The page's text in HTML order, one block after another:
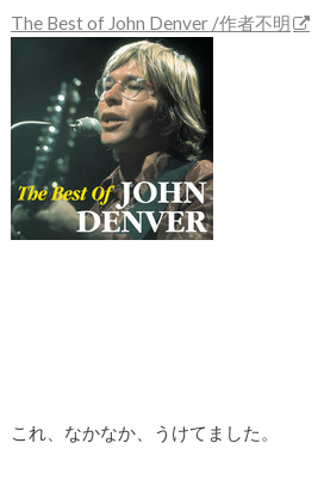
The Best of John Denver /作者不明
これ、なかなか、うけてました。